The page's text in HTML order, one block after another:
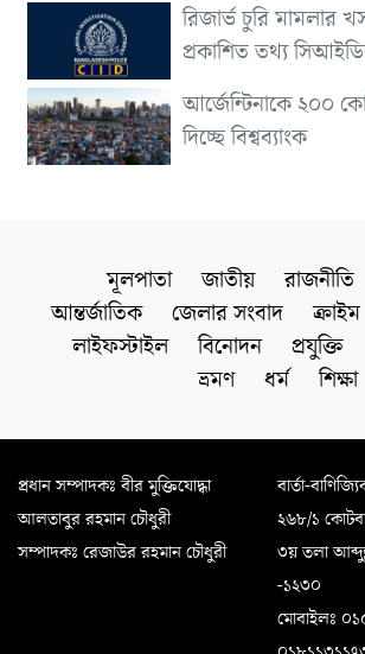
রিজার্ভ চুরি মামলার
প্রকাশিত তথ্য
আর্জেন্টিনাকে ২০০
দিচ্ছে বিশ্বব্যাংক
মূলপাতা জাতীয় রাজনীতি
আন্তর্জাতিক
জেলার সংবাদ ক্রাইম
লাইফস্টাইল
বিনোদন প্রযুক্তি
ভ্রমণ
ধর্ম শিক্ষা
প্রধান সম্পাদকঃ বীর মুক্তিযোদ্ধা
আলতাবুর রহমান চৌধুরী
সম্পাদকঃ রেজাউর রহমান চৌধুরী
বার্তা-
২৬৮/১
৩য় তলা
-১২৩০
মোবাইলঃ